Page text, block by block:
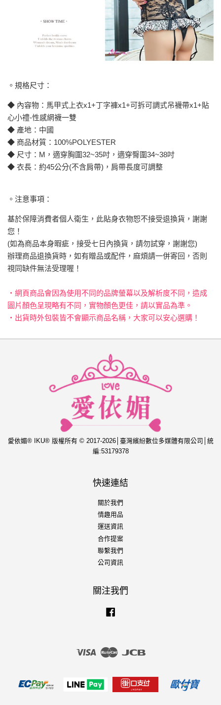
。規格尺寸：
◆ 內容物：馬甲式上衣x1+丁字褲x1+可拆可調式吊襪帶x1+貼
心小禮-性感網襪一雙
◆ 產地：中國
◆ 商品材質：100%POLYESTER
◆ 尺寸：M，適穿胸圍32~35吋，適穿臀圍34~38吋
◆ 衣長：約45公分(不含肩帶)，肩帶長度可調整
。注意事項：
基於保障消費者個人衛生，此貼身衣物恕不接受退換貨，謝謝
您！
(如為商品本身暇疵，接受七日內換貨，請勿試穿，謝謝您)
辦理商品退換貨時，如有贈品或配件，麻煩請一併寄回，否則
視同缺件無法受理喔！
‧網頁商品會因為使用不同的品牌螢幕以及解析度不同，造成
圖片顏色呈現略有不同，實物顏色更佳，請以實品為準。
‧出貨時外包裝皆不會顯示商品名稱，大家可以安心選購！
愛依媚® IKU® 版權所有 © 2017-2026│臺灣繽紛數位多媒體有限公司│統
編:53179378
快速連結
關於我們
情趣用品
運送資訊
合作提案
聯繫我們
公司資訊
關注我們
Visa Master